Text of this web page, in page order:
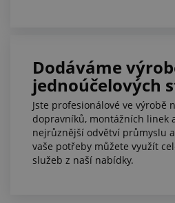
Dodáváme
jednoúčelových
Jste profesionálové ve výrobě
dopravníků, montážních linek
nejrůznější odvětví průmyslu
vaše potřeby můžete využít
služeb z naší nabídky.